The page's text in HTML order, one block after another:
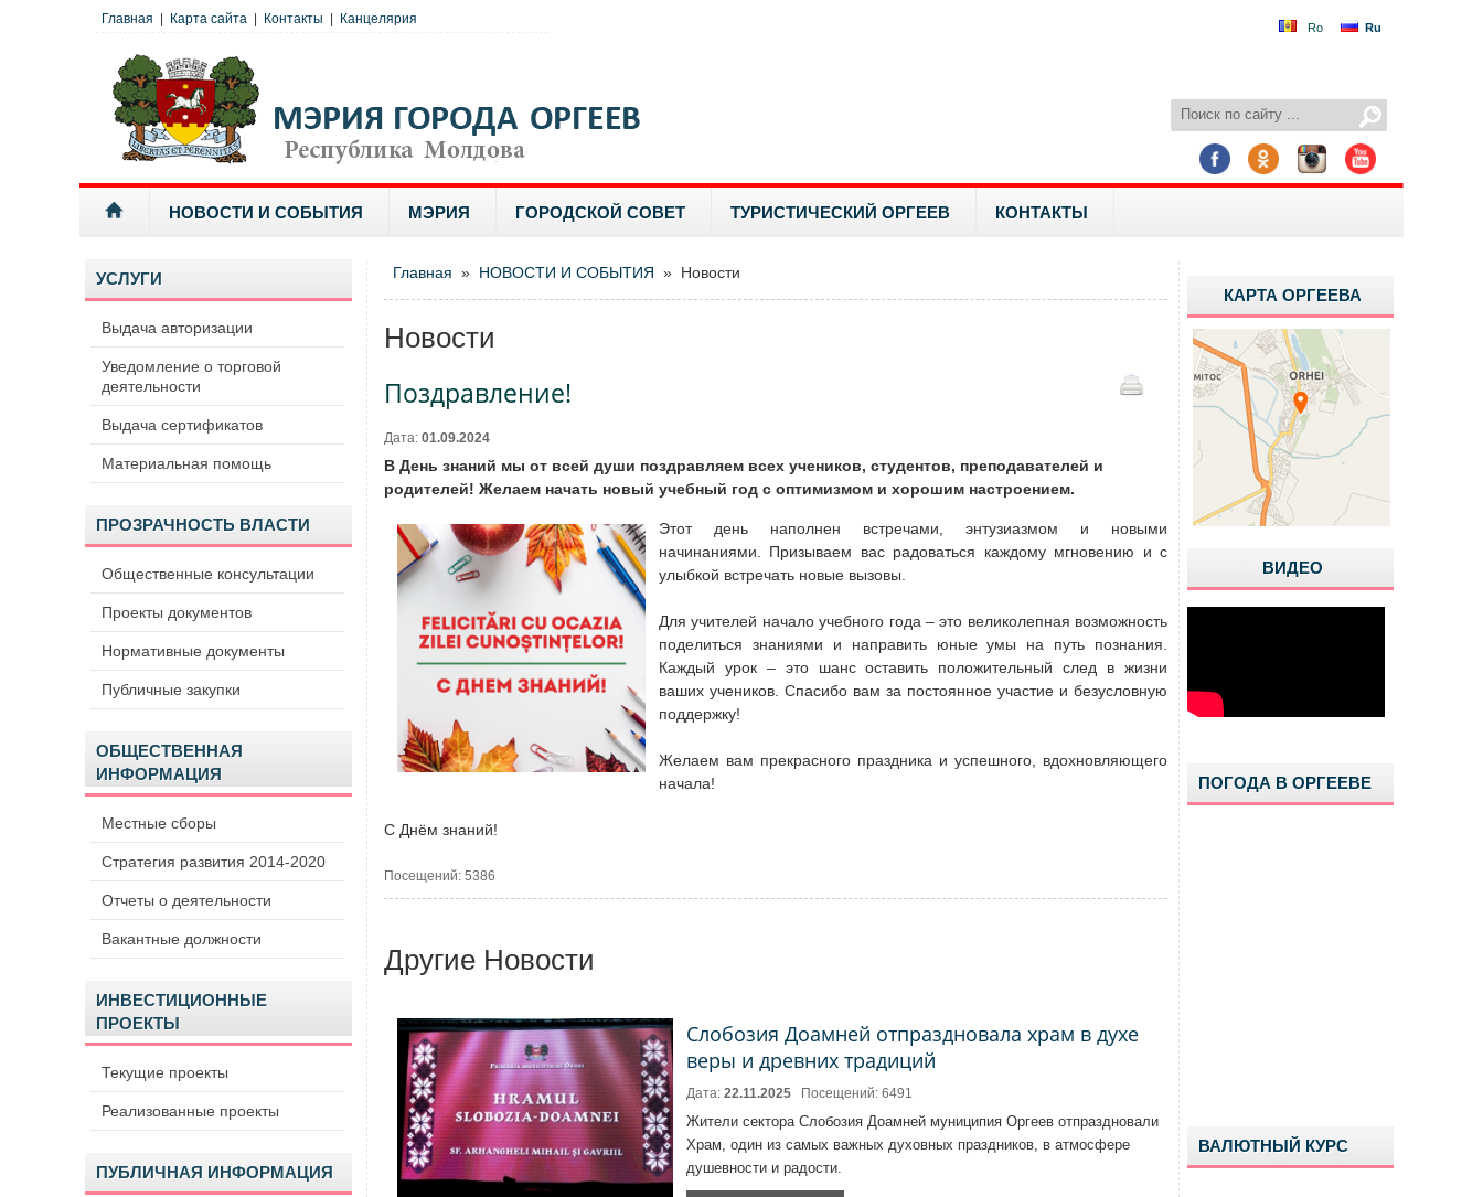
Ro Ru
Главная Карта сайта Контакты Канцелярия
НОВОСТИ И СОБЫТИЯ МЭРИЯ ГОРОДСКОЙ СОВЕТ ТУРИСТИЧЕСКИЙ ОРГЕЕВ КОНТАКТЫ
УСЛУГИ
Выдача авторизации
Уведомление о торговой
деятельности
Выдача сертификатов
Материальная помощь
ПРОЗРАЧНОСТЬ ВЛАСТИ
Общественные консультации
Проекты документов
Нормативные документы
Публичные закупки
ОБЩЕСТВЕННАЯ
ИНФОРМАЦИЯ
Местные сборы
Стратегия развития 2014-2020
Отчеты о деятельности
Вакантные должности
ИНВЕСТИЦИОННЫЕ
ПРОЕКТЫ
Текущие проекты
Реализованные проекты
ПУБЛИЧНАЯ ИНФОРМАЦИЯ
Главная » НОВОСТИ И СОБЫТИЯ » Новости
Новости
Поздравление!
Дата: 01.09.2024
В День знаний мы от всей души поздравляем всех учеников, студентов, преподавателей и
родителей! Желаем начать новый учебный год с оптимизмом и хорошим настроением.
Этот день наполнен встречами, энтузиазмом и новыми
начинаниями. Призываем вас радоваться каждому мгновению и с
улыбкой встречать новые вызовы.
Для учителей начало учебного года – это великолепная возможность
поделиться знаниями и направить юные умы на путь познания.
Каждый урок – это шанс оставить положительный след в жизни
ваших учеников. Спасибо вам за постоянное участие и безусловную
поддержку!
Желаем вам прекрасного праздника и успешного, вдохновляющего
начала!
С Днём знаний!
Посещений: 5386
Другие Новости
Слобозия Доамней отпраздновала храм в духе
веры и древних традиций
Дата: 22.11.2025 Посещений: 6491
Жители сектора Слобозия Доамней муниципия Оргеев отпраздновали
Храм, один из самых важных духовных праздников, в атмосфере
душевности и радости.
КАРТА ОРГЕЕВА
ВИДЕО
ПОГОДА В ОРГЕЕВЕ
ВАЛЮТНЫЙ КУРС